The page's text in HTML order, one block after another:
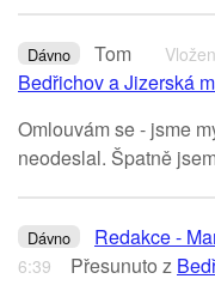
Dávno Tom
Bedřichov a Jizerská
Omlouvám se - jsme
neodeslal. Špatně
Dávno Redakce -
6:39
Přesunuto z